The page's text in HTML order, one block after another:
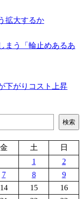
拡大するか
まう「輪止めあるあ
下がりコスト上昇
検索
金 土
日
1
2
7 8
9
14 15
16